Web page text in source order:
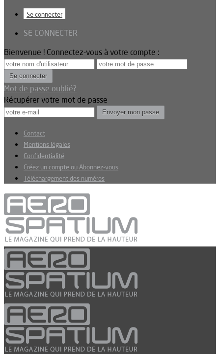
Se connecter
SE CONNECTER
Bienvenue ! Connectez-vous à votre compte :
Mot de passe oublié?
Récupérer votre mot de passe
Contact
Mentions légales
Confidentialité
Créez un compte ou Abonnez-vous
Téléchargement des numéros